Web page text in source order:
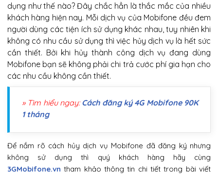
dụng như thế nào? Đây chắc hẳn là thắc mắc của nhiều
khách hàng hiện nay. Mỗi dịch vụ của Mobifone đều đem
người dùng các tiện ích sử dụng khác nhau, tuy nhiên khi
không có nhu cầu sử dụng thì việc hủy dịch vụ là hết sức
cần thiết. Bởi khi hủy thành công dịch vụ đang dùng
Mobifone bạn sẽ không phải chi trả cước phí gia hạn cho
các nhu cầu không cần thiết.
» Tìm hiểu ngay: Cách đăng ký 4G Mobifone 90K
1 tháng
Để nắm rõ cách hủy dịch vụ Mobifone đã đăng ký nhưng
không sử dụng thì quý khách hàng hãy cùng
3GMobifone.vn tham khảo thông tin chi tiết trong bài viết